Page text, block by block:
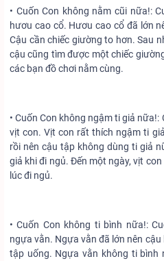
• Cuốn Con không nằm cũi nữa!:
hươu cao cổ. Hươu cao cổ đã lớn
Cậu cần chiếc giường to hơn. Sau
cậu cũng tìm được một chiếc
các bạn đồ chơi nằm cùng.
• Cuốn Con không ngậm ti giả
vịt con. Vịt con rất thích ngậm ti
rồi nên cậu tập không dùng ti giả
giả khi đi ngủ. Đến một ngày, vịt
lúc đi ngủ.
• Cuốn Con không ti bình nữa!:
ngựa vằn. Ngựa vằn đã lớn nên
tập uống. Ngựa vằn không ti bình